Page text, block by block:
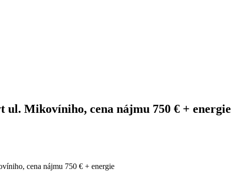
ul. Mikovíniho, cena nájmu 750 € + energie
cena nájmu 750 € + energie